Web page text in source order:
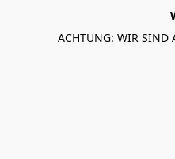
ACHTUNG: WIR SIND